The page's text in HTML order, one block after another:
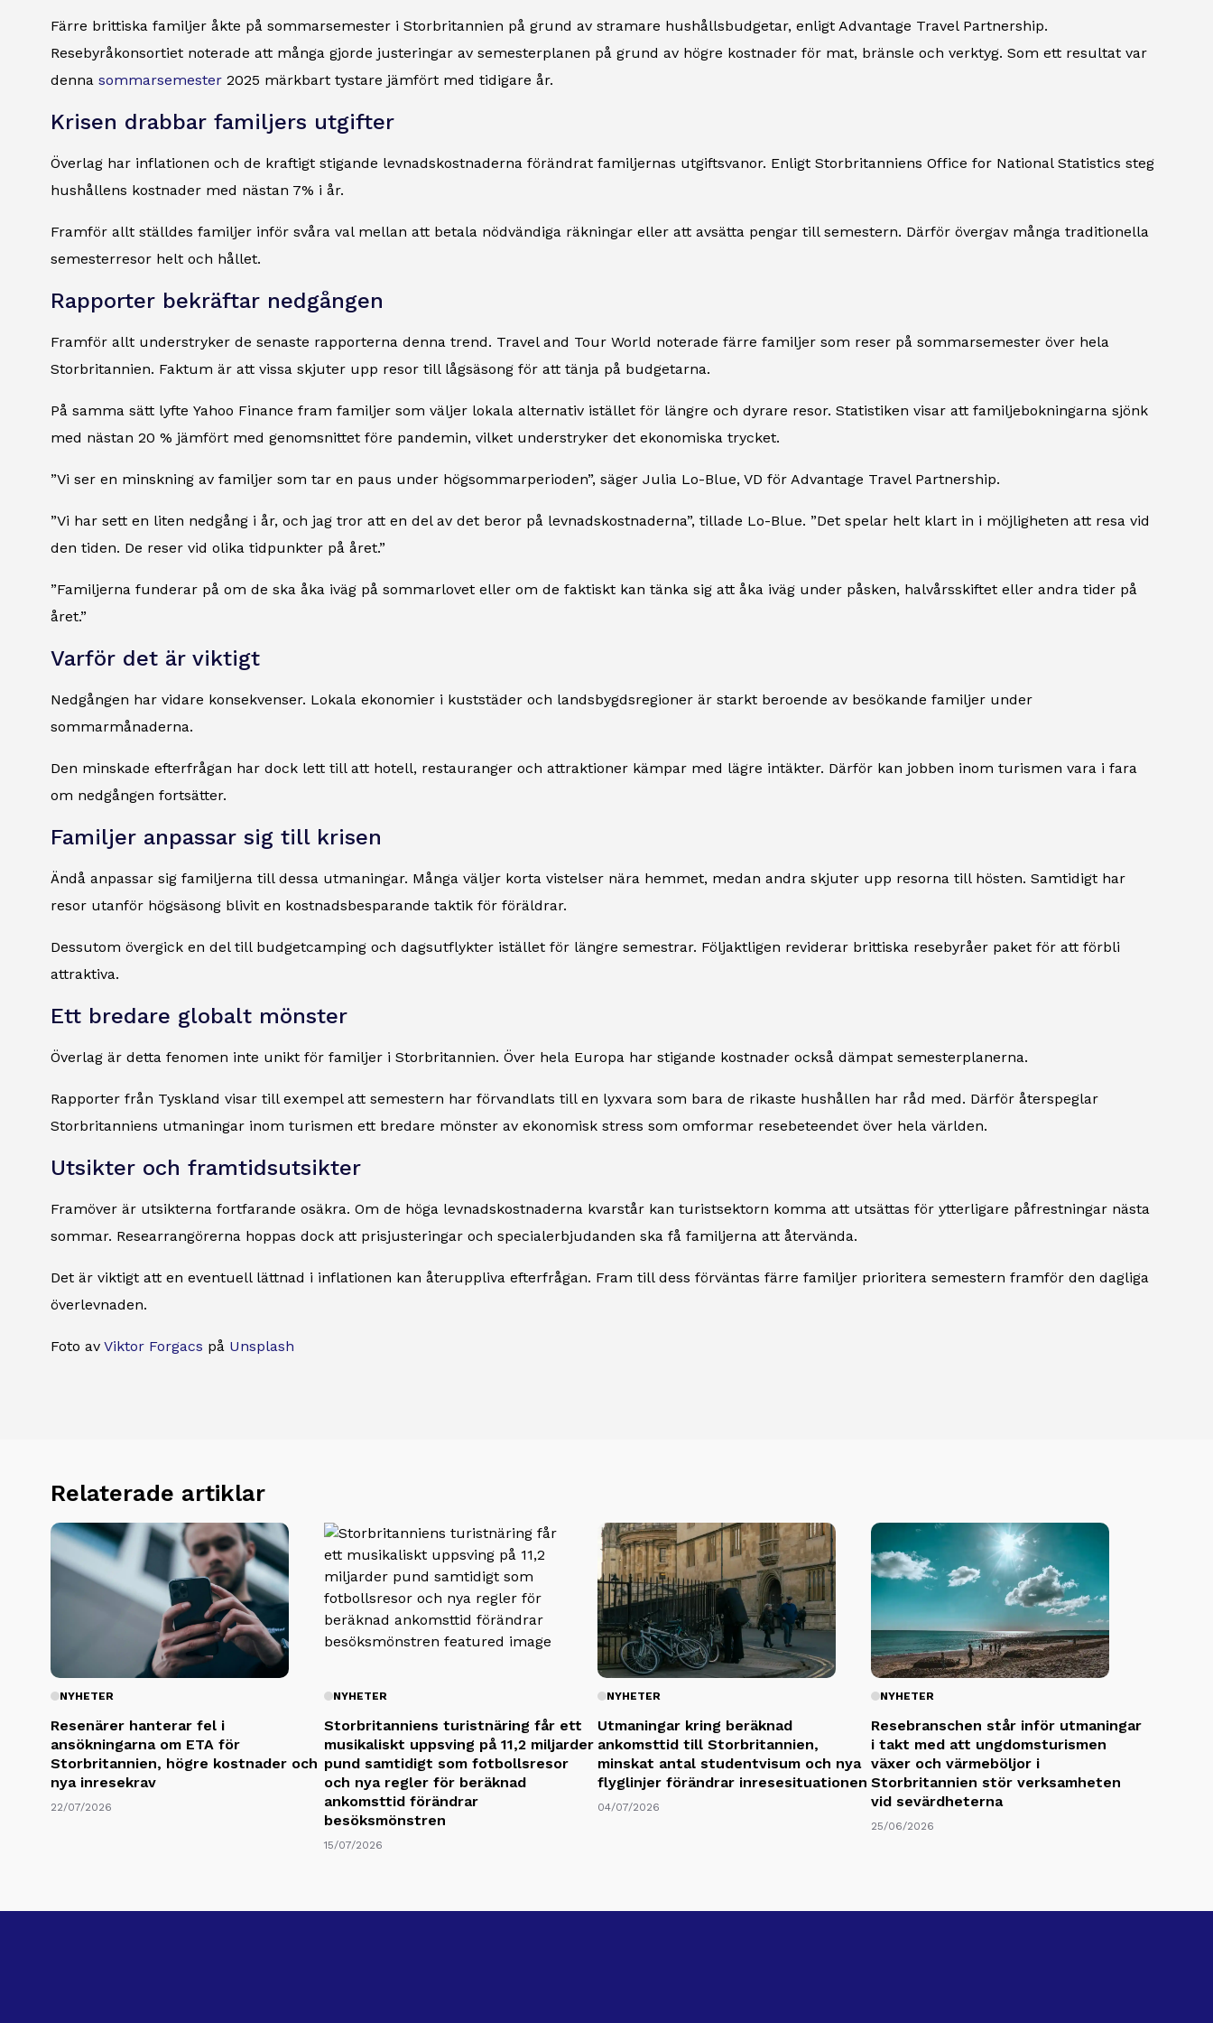
Färre brittiska familjer åkte på sommarsemester i Storbritannien på grund av stramare hushållsbudgetar, enligt Advantage Travel Partnership.
Resebyråkonsortiet noterade att många gjorde justeringar av semesterplanen på grund av högre kostnader för mat, bränsle och verktyg. Som ett resultat var
denna sommarsemester 2025 märkbart tystare jämfört med tidigare år.
Krisen drabbar familjers utgifter
Överlag har inflationen och de kraftigt stigande levnadskostnaderna förändrat familjernas utgiftsvanor. Enligt Storbritanniens Office for National Statistics steg
hushållens kostnader med nästan 7% i år.
Framför allt ställdes familjer inför svåra val mellan att betala nödvändiga räkningar eller att avsätta pengar till semestern. Därför övergav många traditionella
semesterresor helt och hållet.
Rapporter bekräftar nedgången
Framför allt understryker de senaste rapporterna denna trend. Travel and Tour World noterade färre familjer som reser på sommarsemester över hela
Storbritannien. Faktum är att vissa skjuter upp resor till lågsäsong för att tänja på budgetarna.
På samma sätt lyfte Yahoo Finance fram familjer som väljer lokala alternativ istället för längre och dyrare resor. Statistiken visar att familjebokningarna sjönk
med nästan 20 % jämfört med genomsnittet före pandemin, vilket understryker det ekonomiska trycket.
”Vi ser en minskning av familjer som tar en paus under högsommarperioden”, säger Julia Lo-Blue, VD för Advantage Travel Partnership.
”Vi har sett en liten nedgång i år, och jag tror att en del av det beror på levnadskostnaderna”, tillade Lo-Blue. ”Det spelar helt klart in i möjligheten att resa vid
den tiden. De reser vid olika tidpunkter på året.”
”Familjerna funderar på om de ska åka iväg på sommarlovet eller om de faktiskt kan tänka sig att åka iväg under påsken, halvårsskiftet eller andra tider på
året.”
Varför det är viktigt
Nedgången har vidare konsekvenser. Lokala ekonomier i kuststäder och landsbygdsregioner är starkt beroende av besökande familjer under
sommarmånaderna.
Den minskade efterfrågan har dock lett till att hotell, restauranger och attraktioner kämpar med lägre intäkter. Därför kan jobben inom turismen vara i fara
om nedgången fortsätter.
Familjer anpassar sig till krisen
Ändå anpassar sig familjerna till dessa utmaningar. Många väljer korta vistelser nära hemmet, medan andra skjuter upp resorna till hösten. Samtidigt har
resor utanför högsäsong blivit en kostnadsbesparande taktik för föräldrar.
Dessutom övergick en del till budgetcamping och dagsutflykter istället för längre semestrar. Följaktligen reviderar brittiska resebyråer paket för att förbli
attraktiva.
Ett bredare globalt mönster
Överlag är detta fenomen inte unikt för familjer i Storbritannien. Över hela Europa har stigande kostnader också dämpat semesterplanerna.
Rapporter från Tyskland visar till exempel att semestern har förvandlats till en lyxvara som bara de rikaste hushållen har råd med. Därför återspeglar
Storbritanniens utmaningar inom turismen ett bredare mönster av ekonomisk stress som omformar resebeteendet över hela världen.
Utsikter och framtidsutsikter
Framöver är utsikterna fortfarande osäkra. Om de höga levnadskostnaderna kvarstår kan turistsektorn komma att utsättas för ytterligare påfrestningar nästa
sommar. Researrangörerna hoppas dock att prisjusteringar och specialerbjudanden ska få familjerna att återvända.
Det är viktigt att en eventuell lättnad i inflationen kan återuppliva efterfrågan. Fram till dess förväntas färre familjer prioritera semestern framför den dagliga
överlevnaden.
Foto av Viktor Forgacs på Unsplash
Relaterade artiklar
NYHETER
Resenärer hanterar fel i
ansökningarna om ETA för
Storbritannien, högre kostnader och
nya inresekrav
22/07/2026
NYHETER
Storbritanniens turistnäring får ett
musikaliskt uppsving på 11,2 miljarder
pund samtidigt som fotbollsresor
och nya regler för beräknad
ankomsttid förändrar
besöksmönstren
15/07/2026
NYHETER
Utmaningar kring beräknad
ankomsttid till Storbritannien,
minskat antal studentvisum och nya
flyglinjer förändrar inresesituationen
04/07/2026
NYHETER
Resebranschen står inför utmaningar
i takt med att ungdomsturismen
växer och värmeböljor i
Storbritannien stör verksamheten
vid sevärdheterna
25/06/2026